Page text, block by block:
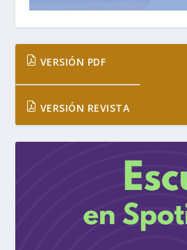
VERSIÓN PDF
VERSIÓN REVISTA